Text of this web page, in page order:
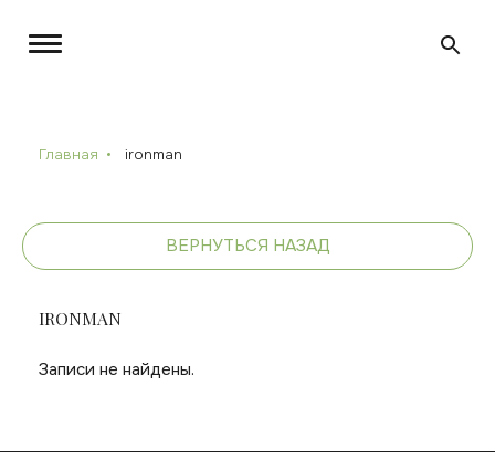
Главная ironman
ВЕРНУТЬСЯ НАЗАД
IRONMAN
Записи не найдены.